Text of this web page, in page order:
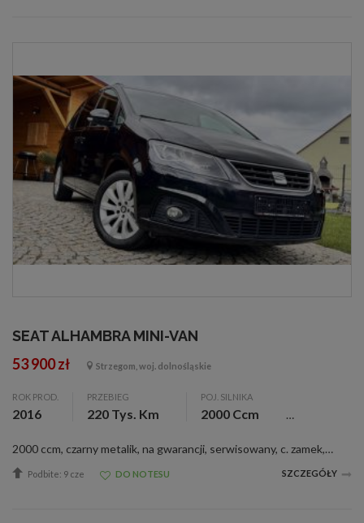
SEAT ALHAMBRA MINI-VAN
53 900 zł Strzegom, woj. dolnośląskie
ROK PROD.
2016
PRZEBIEG
220 Tys. Km
POJ. SILNIKA
2000 Ccm
2000 ccm, czarny metalik, na gwarancji, serwisowany, c. zamek, czujnik deszczu, el. reg. lusterka, wspom. kier., ** *** ** *** ** *** ** *** ** *** Pełna oferta aut na naszej stronie: AutoFranko pl 58-150 STRZEGOM UL. TADEUSZA KOŚCIUSZKI 35 AUTOFRANK...
Podbite: 9 cze DO NOTESU SZCZEGÓŁY